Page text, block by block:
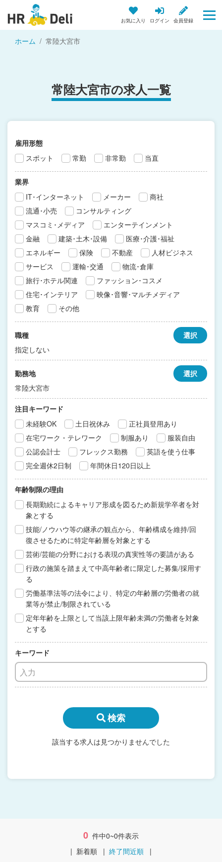
お気に入り ログイン 会員登録
ホーム 常陸大宮市
常陸大宮市の求人一覧
雇用形態
スポット
常勤 非常勤 当直
業界
IT･インターネット
メーカー
商社
流通･小売
コンサルティング
マスコミ･メディア
エンターテインメント
金融
建築･土木･設備
医療･介護･福祉
エネルギー
保険 不動産
人材ビジネス
サービス
運輸･交通
物流･倉庫
旅行･ホテル関連
ファッション･コスメ
住宅･インテリア
映像･音響･マルチメディア
教育
その他
職種
指定しない
選択
勤務地
常陸大宮市
選択
注目キーワード
未経験OK
土日祝休み
正社員登用あり
在宅ワーク・テレワーク
制服あり
服装自由
公認会計士
フレックス勤務
英語を使う仕事
完全週休2日制
年間休日120日以上
年齢制限の理由
長期勤続によるキャリア形成を図るため新規学卒者を対
象とする
技能/ノウハウ等の継承の観点から、年齢構成を維持/回
復させるために特定年齢層を対象とする
芸術/芸能の分野における表現の真実性等の要請がある
行政の施策を踏まえて中高年齢者に限定した募集/採用す
る
労働基準法等の法令により、特定の年齢層の労働者の就
業等が禁止/制限されている
定年年齢を上限として当該上限年齢未満の労働者を対象
とする
キーワード
検索
該当する求人は見つかりませんでした
0 件中0~0件表示
| 新着順 | 終了間近順 |